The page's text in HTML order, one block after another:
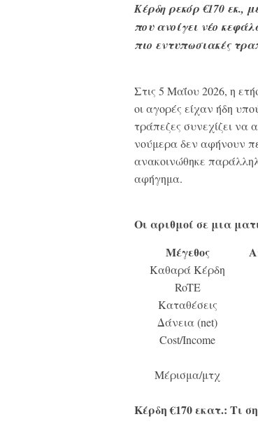
Κέρδη ρεκόρ €170 εκ.,
που ανοίγει νέο
πιο εντυπωσιακές
Στις 5 Μαΐου 2026, η
οι αγορές είχαν ήδη
τράπεζες συνεχίζει να
νούμερα δεν αφήνουν
ανακοινώθηκε
αφήγημα.
Οι αριθμοί σε μια
Μέγεθος
Καθαρά Κέρδη
RoTE
Καταθέσεις
Δάνεια (net)
Cost/Income
Μέρισμα/μτχ
Κέρδη €170 εκατ.: Τι